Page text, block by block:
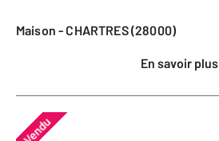
Maison - CHARTRES (28000)
En savoir plus
Vendu